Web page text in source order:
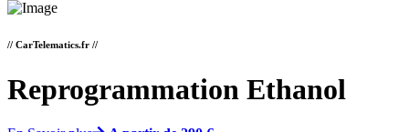
// CarTelematics.fr //
Reprogrammation Ethanol